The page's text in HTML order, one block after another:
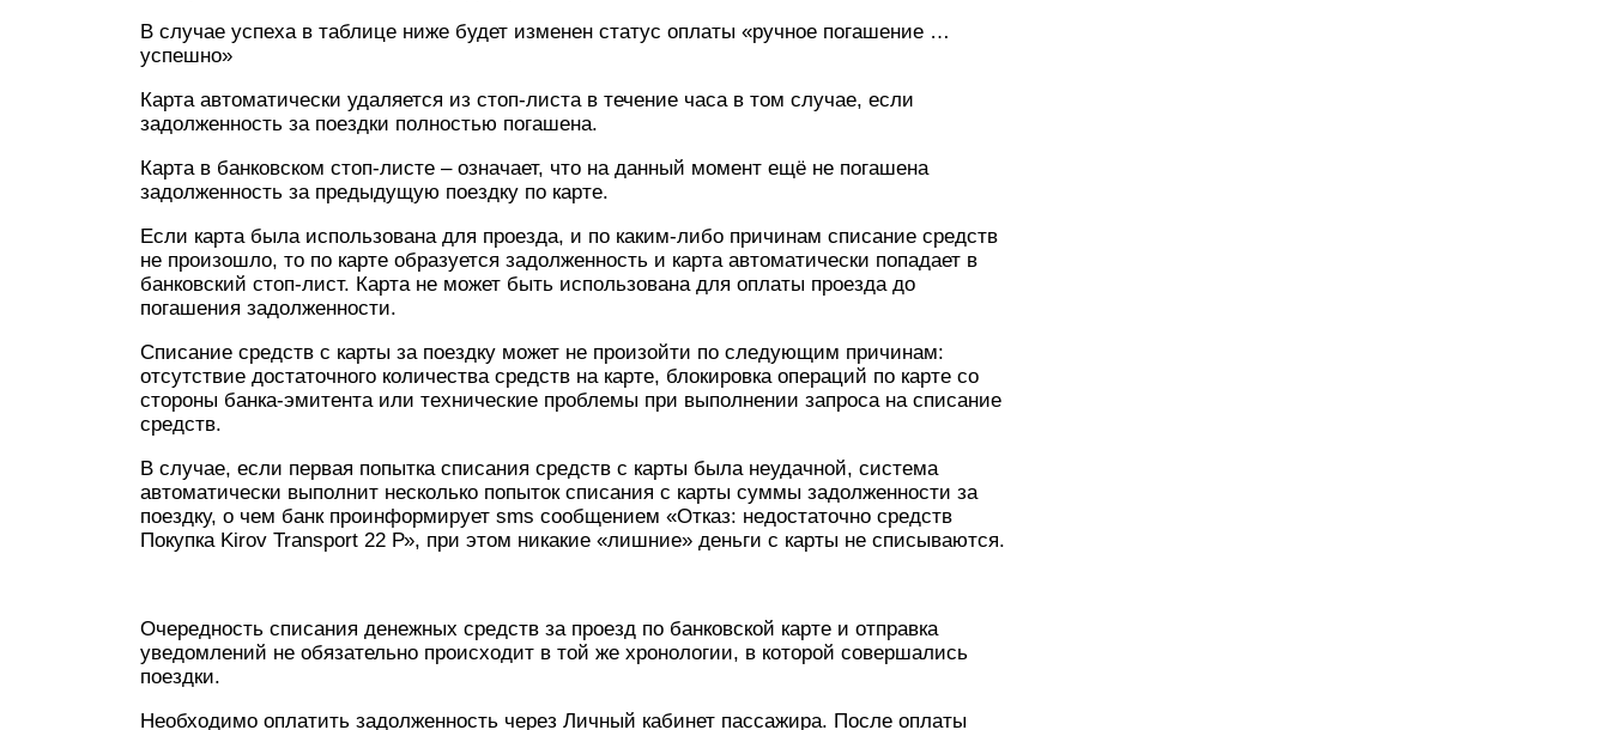
В случае успеха в таблице ниже будет изменен статус оплаты «ручное погашение …
успешно»
Карта автоматически удаляется из стоп-листа в течение часа в том случае, если
задолженность за поездки полностью погашена.
Карта в банковском стоп-листе – означает, что на данный момент ещё не погашена
задолженность за предыдущую поездку по карте.
Если карта была использована для проезда, и по каким-либо причинам списание средств
не произошло, то по карте образуется задолженность и карта автоматически попадает в
банковский стоп-лист. Карта не может быть использована для оплаты проезда до
погашения задолженности.
Списание средств с карты за поездку может не произойти по следующим причинам:
отсутствие достаточного количества средств на карте, блокировка операций по карте со
стороны банка-эмитента или технические проблемы при выполнении запроса на списание
средств.
В случае, если первая попытка списания средств с карты была неудачной, система
автоматически выполнит несколько попыток списания с карты суммы задолженности за
поездку, о чем банк проинформирует sms сообщением «Отказ: недостаточно средств
Покупка Kirov Transport 22 Р», при этом никакие «лишние» деньги с карты не списываются.
Очередность списания денежных средств за проезд по банковской карте и отправка
уведомлений не обязательно происходит в той же хронологии, в которой совершались
поездки.
Необходимо оплатить задолженность через Личный кабинет пассажира. После оплаты